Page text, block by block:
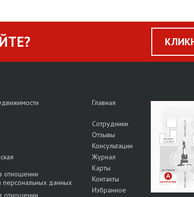
отношении
персональных данных
отношении
Главная
Сотрудники
Отзывы
Консультации
Журнал
Карты
Контакты
Избранное